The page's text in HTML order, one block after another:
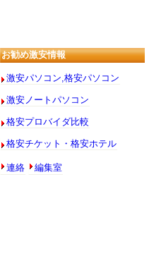
お勧め激安情報
激安パソコン,格安パソコン
激安ノートパソコン
格安プロバイダ比較
格安チケット・格安ホテル
連絡 編集室